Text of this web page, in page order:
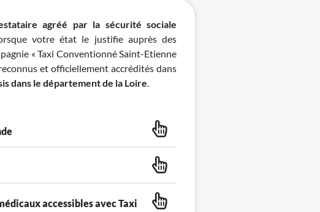
agréé par la sécurité sociale
votre état le justifie auprès des
« Taxi Conventionné Saint-Etienne
et officiellement accrédités dans
dans le département de la Loire
accessibles avec Taxi